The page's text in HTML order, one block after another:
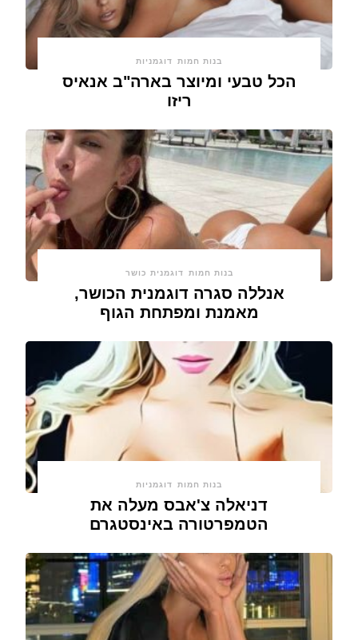
בנות חמות דוגמניות
הכל טבעי ומיוצר בארה"ב אנאיס
ריזו
בנות חמות דוגמנית כושר
אנללה סגרה דוגמנית הכושר,
מאמנת ומפתחת הגוף
בנות חמות דוגמניות
דניאלה צ'אבס מעלה את
הטמפרטורה באינסטגרם